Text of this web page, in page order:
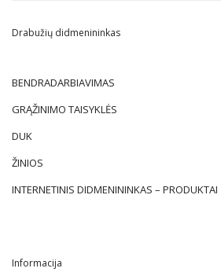
Drabužių didmenininkas
BENDRADARBIAVIMAS
GRĄŽINIMO TAISYKLĖS
DUK
ŽINIOS
INTERNETINIS DIDMENININKAS – PRODUKTAI
Informacija